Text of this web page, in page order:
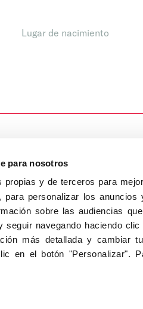
para nosotros
propias y de terceros para
para personalizar los
sobre las audiencias
navegando haciendo
más detallada y cambiar
en el botón "Personalizar".
Lugar de nacimiento
Madrid